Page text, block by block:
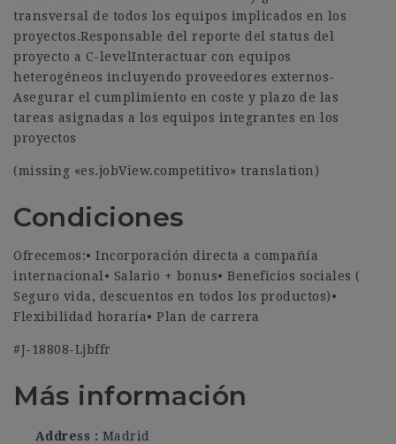
transversal de todos los equipos implicados en los
proyectos.Responsable del reporte del status del
proyecto a C-levelInteractuar con equipos
heterogéneos incluyendo proveedores externos-
Asegurar el cumplimiento en coste y plazo de las
tareas asignadas a los equipos integrantes en los
proyectos
(missing «es.jobView.competitivo» translation)
Condiciones
Ofrecemos:• Incorporación directa a compañía
internacional• Salario + bonus• Beneficios sociales (
Seguro vida, descuentos en todos los productos)•
Flexibilidad horaria• Plan de carrera
#J-18808-Ljbffr
Más información
Address Madrid